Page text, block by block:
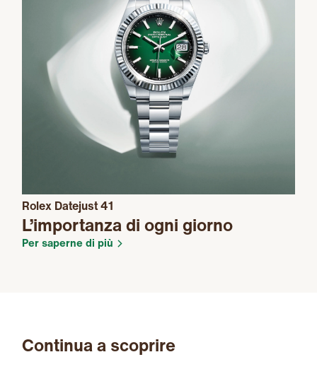
Rolex Datejust 41
L’importanza di ogni giorno
Per saperne di più
Continua a scoprire